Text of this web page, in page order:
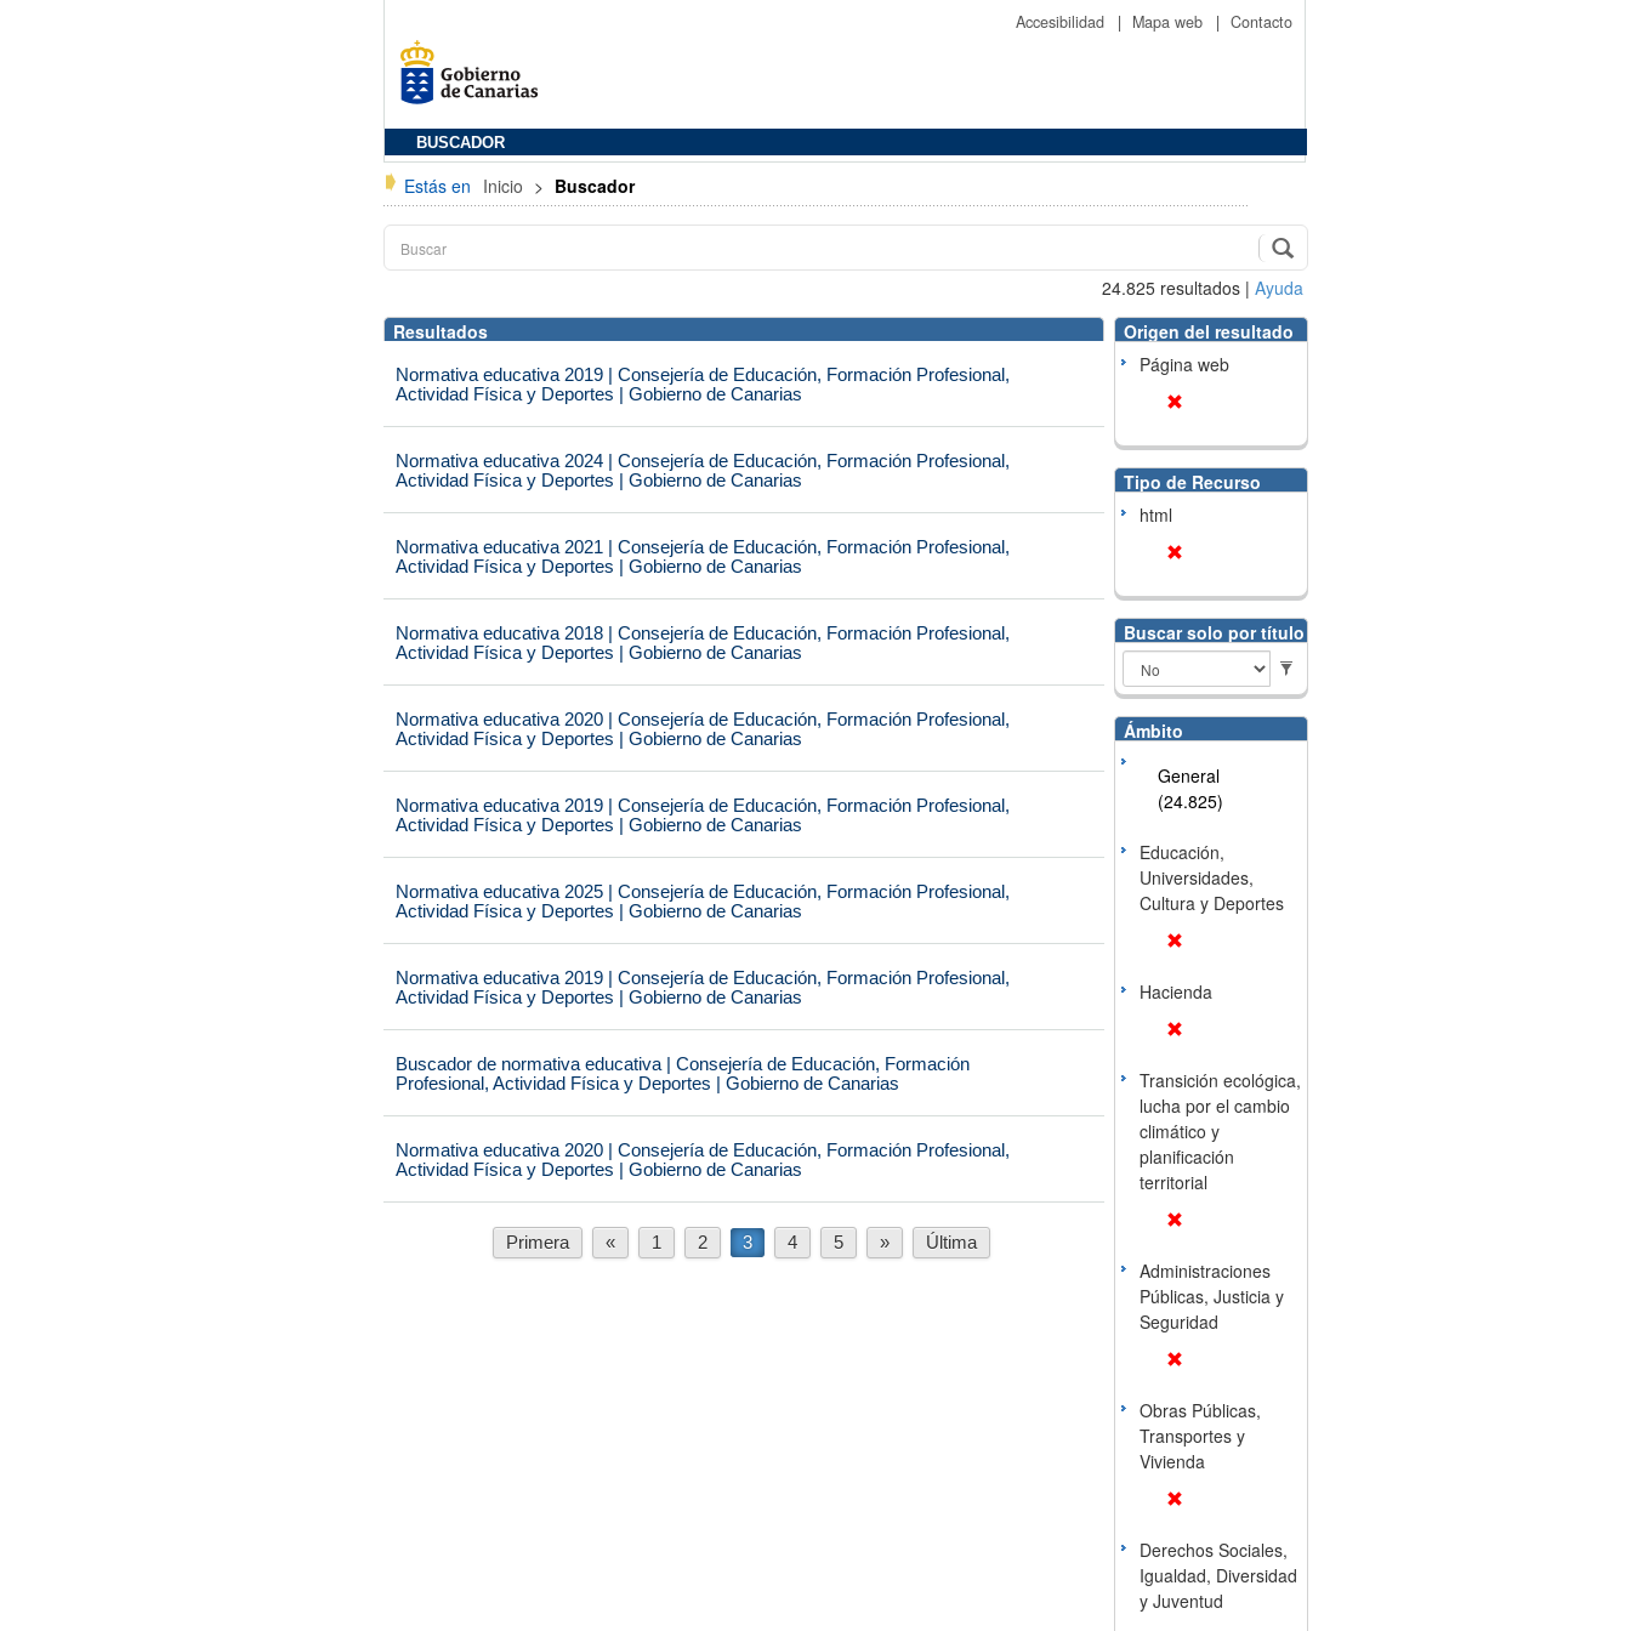
Accesibilidad | Mapa web | Contacto
BUSCADOR
Estás en Inicio > Buscador
24.825 resultados | Ayuda
Resultados
Normativa educativa 2019 | Consejería de Educación, Formación Profesional,
Actividad Física y Deportes | Gobierno de Canarias
Normativa educativa 2024 | Consejería de Educación, Formación Profesional,
Actividad Física y Deportes | Gobierno de Canarias
Normativa educativa 2021 | Consejería de Educación, Formación Profesional,
Actividad Física y Deportes | Gobierno de Canarias
Normativa educativa 2018 | Consejería de Educación, Formación Profesional,
Actividad Física y Deportes | Gobierno de Canarias
Normativa educativa 2020 | Consejería de Educación, Formación Profesional,
Actividad Física y Deportes | Gobierno de Canarias
Normativa educativa 2019 | Consejería de Educación, Formación Profesional,
Actividad Física y Deportes | Gobierno de Canarias
Normativa educativa 2025 | Consejería de Educación, Formación Profesional,
Actividad Física y Deportes | Gobierno de Canarias
Normativa educativa 2019 | Consejería de Educación, Formación Profesional,
Actividad Física y Deportes | Gobierno de Canarias
Buscador de normativa educativa | Consejería de Educación, Formación
Profesional, Actividad Física y Deportes | Gobierno de Canarias
Normativa educativa 2020 | Consejería de Educación, Formación Profesional,
Actividad Física y Deportes | Gobierno de Canarias
Primera « 1 2 3 4 5 » Última
Origen del resultado
Página web
Tipo de Recurso
html
Buscar solo por título
Ámbito
General
(24.825)
Educación,
Universidades,
Cultura y Deportes
Hacienda
Transición ecológica,
lucha por el cambio
climático y
planificación
territorial
Administraciones
Públicas, Justicia y
Seguridad
Obras Públicas,
Transportes y
Vivienda
Derechos Sociales,
Igualdad, Diversidad
y Juventud